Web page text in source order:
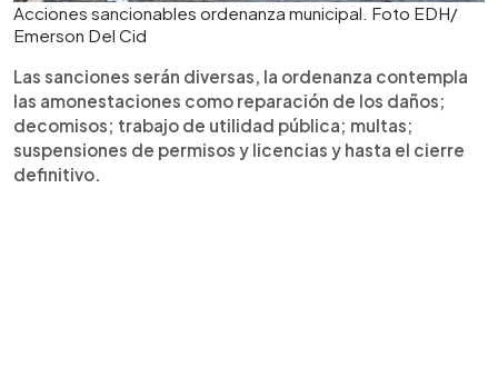
Acciones sancionables ordenanza municipal. Foto EDH/
Emerson Del Cid
Las sanciones serán diversas, la ordenanza contempla
las amonestaciones como reparación de los daños;
decomisos; trabajo de utilidad pública; multas;
suspensiones de permisos y licencias y hasta el cierre
definitivo.